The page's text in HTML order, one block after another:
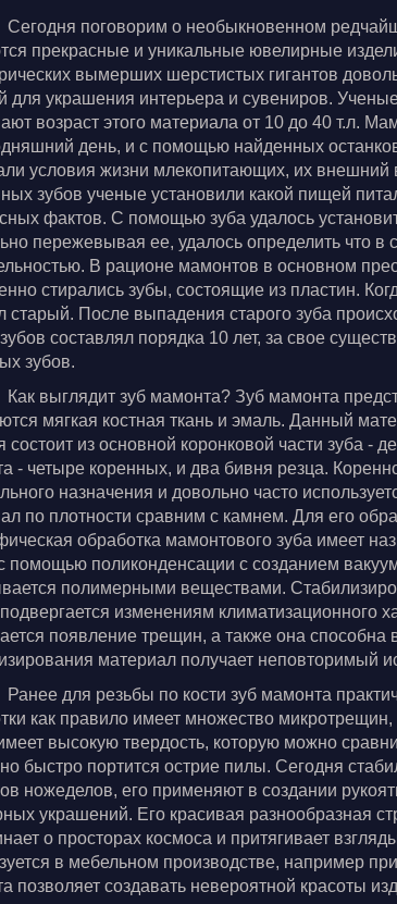
Сегодня поговорим о необыкновенном
прекрасные и уникальные ювелирные
вымерших шерстистых гигантов
для украшения интерьера и сувениров.
возраст этого материала от 10 до 40 т.л.
день, и с помощью найденных
условия жизни млекопитающих, их
зубов ученые установили какой пищей
фактов. С помощью зуба удалось
пережевывая ее, удалось определить что
В рационе мамонтов в основном
стирались зубы, состоящие из пластин.
старый. После выпадения старого зуба
составлял порядка 10 лет, за свое
зубов.
Как выглядит зуб мамонта? Зуб мамонта
мягкая костная ткань и эмаль. Данный
состоит из основной коронковой части зуба -
- четыре коренных, и два бивня резца.
назначения и довольно часто
по плотности сравним с камнем. Для его
обработка мамонтового зуба имеет
помощью поликонденсации с созданием
полимерными веществами.
изменениям климатизационного
появление трещин, а также она
материал получает неповторимый
Ранее для резьбы по кости зуб мамонта
как правило имеет множество
высокую твердость, которую можно
быстро портится острие пилы. Сегодня
ножеделов, его применяют в создании
украшений. Его красивая разнообразная
о просторах космоса и притягивает
в мебельном производстве, например
позволяет создавать невероятной красоты